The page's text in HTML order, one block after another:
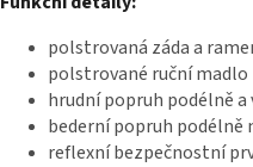
polstrovaná záda a
polstrované ruční madlo
hrudní popruh podélně
bederní popruh podélně
reflexní bezpečnostní